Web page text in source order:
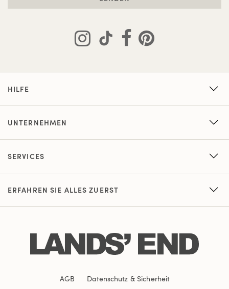
HILFE
UNTERNEHMEN
SERVICES
ERFAHREN SIE ALLES ZUERST
AGB Datenschutz & Sicherheit